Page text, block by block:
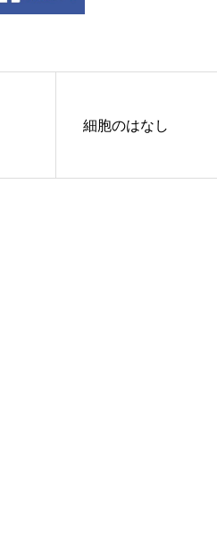
細胞のはなし